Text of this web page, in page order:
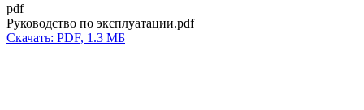
pdf
Руководство по эксплуатации.pdf
Скачать: PDF, 1.3 МБ